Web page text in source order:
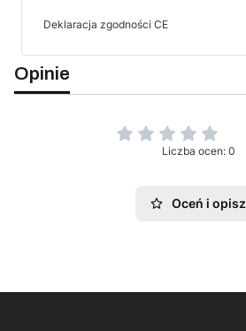
Deklaracja zgodności CE
Opinie
Liczba ocen: 0
Oceń i opisz